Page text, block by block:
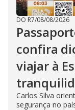
DO R7/08/08/2026
confira
viajar à
Carlos Silva
segurança no